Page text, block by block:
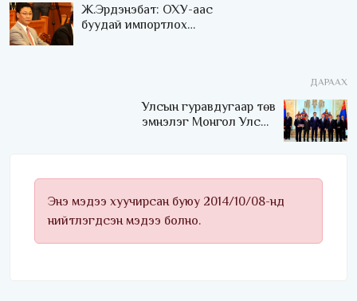
Ж.Эрдэнэбат: ОХУ-аас
буудай импортлох
ДАРААХ
Улсын гуравдугаар төв
эмнэлэг Монгол Улсын
Энэ мэдээ хуучирсан буюу 2014/10/08-нд
нийтлэгдсэн мэдээ болно.